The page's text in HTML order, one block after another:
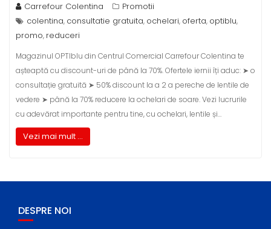
Carrefour Colentina
Promotii
colentina, consultatie gratuita, ochelari, oferta, optiblu,
promo, reduceri
Magazinul OPTIblu din Centrul Comercial Carrefour Colentina te
așteaptă cu discount-uri de până la 70%. Ofertele iernii îți aduc: ➤ o
consultație gratuită ➤ 50% discount la a 2 a pereche de lentile de
vedere ➤ până la 70% reducere la ochelari de soare. Vezi lucrurile
cu adevărat importante pentru tine, cu ochelari, lentile și…
Vezi mai mult ...
DESPRE NOI